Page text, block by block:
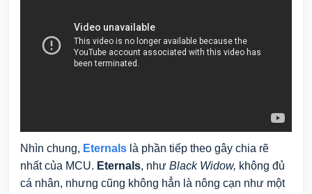
Nhìn chung, Eternals là phần tiếp theo gây chia rẽ
nhất của MCU. Eternals, như Black Widow, không đủ
cá nhân, nhưng cũng không hẳn là nông cạn như một